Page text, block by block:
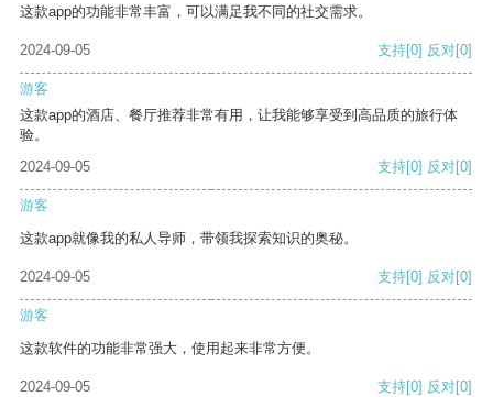
这款app的功能非常丰富，可以满足我不同的社交需求。
2024-09-05 支持[0] 反对[0]
游客
这款app的酒店、餐厅推荐非常有用，让我能够享受到高品质的旅行体
验。
2024-09-05
支持[0] 反对[0]
游客
这款app就像我的私人导师，带领我探索知识的奥秘。
2024-09-05 支持[0] 反对[0]
游客
这款软件的功能非常强大，使用起来非常方便。
2024-09-05 支持[0] 反对[0]